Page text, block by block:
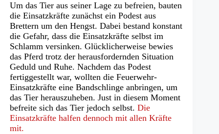
Um das Tier aus seiner Lage zu befreien, bauten
die Einsatzkräfte zunächst ein Podest aus
Brettern um den Hengst. Dabei bestand konstant
die Gefahr, dass die Einsatzkräfte selbst im
Schlamm versinken. Glücklicherweise bewies
das Pferd trotz der herausfordernden Situation
Geduld und Ruhe. Nachdem das Podest
fertiggestellt war, wollten die Feuerwehr-
Einsatzkräfte eine Bandschlinge anbringen, um
das Tier herauszuheben. Just in diesem Moment
befreite sich das Tier jedoch selbst. Die
Einsatzkräfte halfen dennoch mit allen Kräfte
mit.